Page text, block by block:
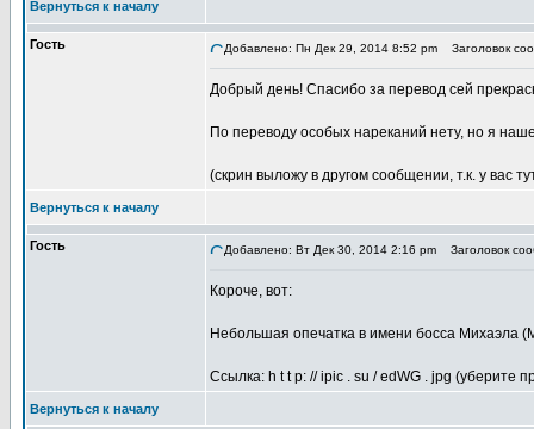
Вернуться к началу
Гость Добавлено: Пн Дек 29, 2014 8:52 pm Заголовок
Добрый день! Спасибо за перевод сей
По переводу особых нареканий нету, но я
(скрин выложу в другом сообщении, т.к. у вас
Вернуться к началу
Гость Добавлено: Вт Дек 30, 2014 2:16 pm Заголовок
Короче, вот:
Небольшая опечатка в имени босса Михаэла
Ссылка: h t t p: // ipic . su / edWG . jpg (уберите
Вернуться к началу